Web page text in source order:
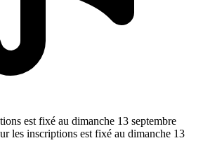
est fixé au dimanche 13 septembre
les inscriptions est fixé au dimanche 13